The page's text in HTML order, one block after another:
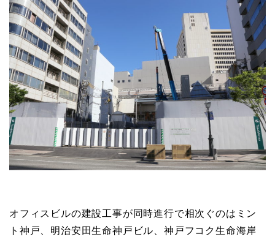
オフィスビルの建設工事が同時進行で相次ぐのはミン
ト神戸、明治安田生命神戸ビル、神戸フコク生命海岸